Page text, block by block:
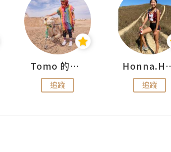
Tomo 的快樂宇宙
追蹤 追蹤